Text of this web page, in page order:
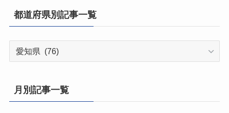
都道府県別記事一覧
県
別
月別記事一覧